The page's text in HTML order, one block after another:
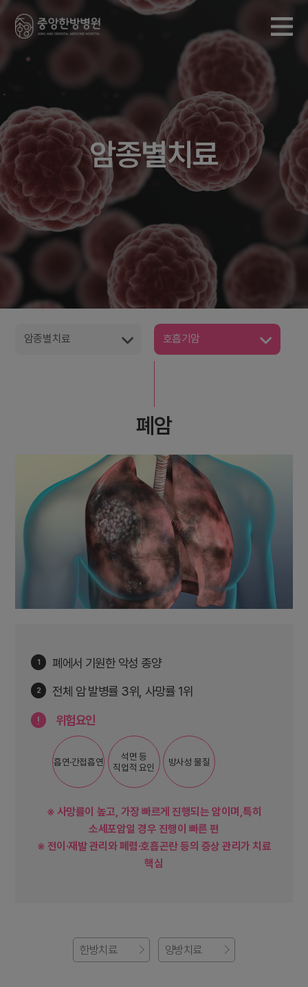
암종별치료
암종별치료 호흡기암
폐암
1 폐에서 기원한 악성 종양
2 전체 암 발병률 3위, 사망률 1위
위험요인
흡연·간접흡연
석면 등
직업적 요인
방사성 물질
※ 사망률이 높고, 가장 빠르게 진행되는 암이며,특히
소세포암일 경우 진행이 빠른 편
※ 전이·재발 관리와 폐렴·호흡곤란 등의 증상 관리가 치료
핵심
한방치료 양방치료